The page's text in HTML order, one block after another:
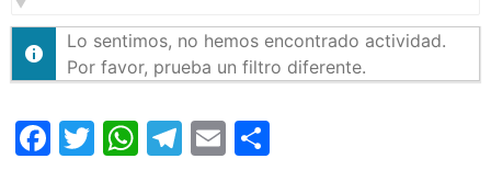
Lo sentimos, no hemos encontrado actividad.
Por favor, prueba un filtro diferente.
Facebook
Twitter
WhatsApp
Telegram
Email